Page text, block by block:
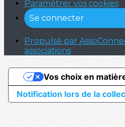
Paramétrer vos cookies
Se connecter
Propulsé par
associations
Notification lors de la
Vos choix en